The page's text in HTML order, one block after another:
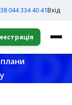
044 334 40 41Вхід